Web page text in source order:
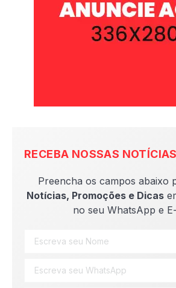
RECEBA NOSSAS NOTÍCIAS
Preencha os campos abaixo
Notícias, Promoções e Dicas
no seu WhatsApp e